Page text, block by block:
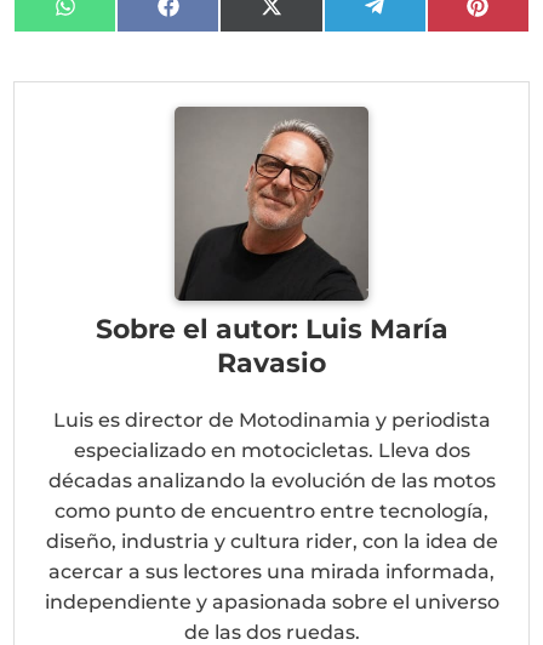
Compartir
en
Compartir
en
Compartir
en
(Twitter)
Compartir
en
en
Sobre el autor: Luis María
Ravasio
Luis es director de Motodinamia y periodista
especializado en motocicletas. Lleva dos
décadas analizando la evolución de las motos
como punto de encuentro entre tecnología,
diseño, industria y cultura rider, con la idea de
acercar a sus lectores una mirada informada,
independiente y apasionada sobre el universo
de las dos ruedas.